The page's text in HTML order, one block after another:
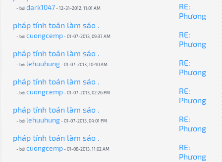
- bởidark1047 - 12-31-2012, 11:01 AM
RE:
Phương
pháp tính toán làm sáo .
- bởicuongcemp- 01-07-2013, 09:37 AM
RE:
Phương
pháp tính toán làm sáo .
- bởi lehuuhung- 01-07-2013, 10:40 AM
RE:
Phương
pháp tính toán làm sáo .
- bởicuongcemp- 01-07-2013, 02:26 PM
RE:
Phương
pháp tính toán làm sáo .
- bởi lehuuhung- 01-07-2013, 04:01 PM
RE:
Phương
pháp tính toán làm sáo .
- bởicuongcemp- 01-08-2013, 11:02 AM
RE:
Phương